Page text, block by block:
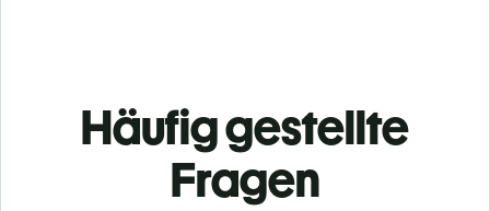
Häufig gestellte
Fragen